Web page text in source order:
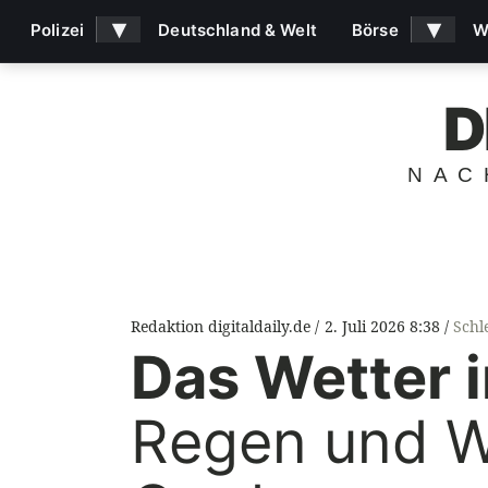
Redaktion digitaldaily.de 2. Juli 2026 8:38
Das Wetter
Regen und
Polizei ▾ Deutschland & Welt Börse ▾